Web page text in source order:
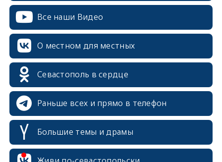
Все наши Видео
О местном для местных
Севастополь в сердце
Раньше всех и прямо в телефон
Большие темы и драмы
erid: 2SDnjcrDNw6